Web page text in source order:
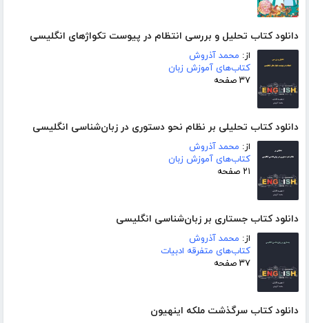
دانلود کتاب تحلیل و بررسی انتظام در پیوست تکواژهای انگلیسی
از: محمد آذروش
کتاب‌های آموزش زبان
۳۷ صفحه
دانلود کتاب تحلیلی بر نظام نحو دستوری در زبان‌شناسی انگلیسی
از: محمد آذروش
کتاب‌های آموزش زبان
۲۱ صفحه
دانلود کتاب جستاری بر زبان‌شناسی انگلیسی
از: محمد آذروش
کتاب‌های متفرقه ادبیات
۳۷ صفحه
دانلود کتاب سرگذشت ملکه اینهیون